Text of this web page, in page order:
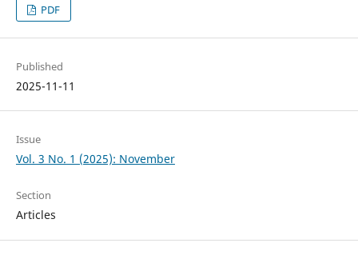
PDF
Published
2025-11-11
Issue
Vol. 3 No. 1 (2025): November
Section
Articles